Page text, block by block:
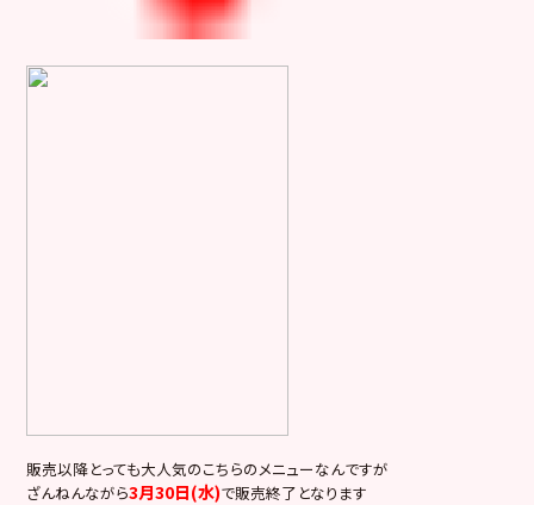
販売以降とっても大人気のこちらのメニューなんですが
ざんねんながら3月30日(水)で販売終了となります